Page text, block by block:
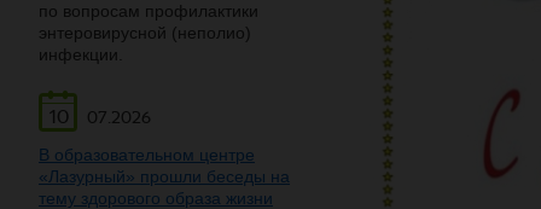
по вопросам профилактики
энтеровирусной (неполио)
инфекции.
10
07.2026
В образовательном центре
«Лазурный» прошли беседы на
тему здорового образа жизни